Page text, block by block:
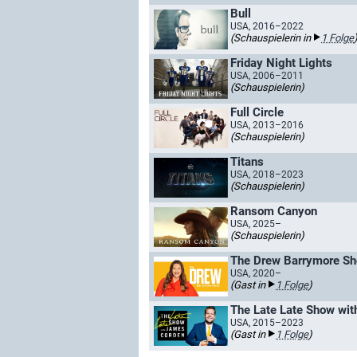
Bull
USA, 2016–2022
(Schauspielerin in 1 Folge)
Friday Night Lights
USA, 2006–2011
(Schauspielerin)
Full Circle
USA, 2013–2016
(Schauspielerin)
Titans
USA, 2018–2023
(Schauspielerin)
Ransom Canyon
USA, 2025–
(Schauspielerin)
The Drew Barrymore
USA, 2020–
(Gast in 1 Folge)
The Late Late Show
USA, 2015–2023
(Gast in 1 Folge)